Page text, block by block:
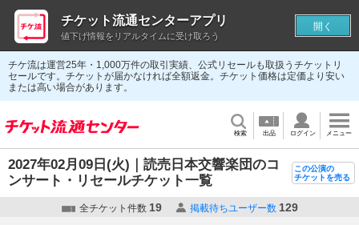
チケ流は運営25年・1,000万件の取引実績、公式リセールも取扱うチケットリ
セールです。チケットが届かなければ全額返金。チケット価格は定価より安い
または高い場合があります。
検索 出品 ログイン メニュー
2027年02月09日(火)｜読売日本交響楽団のコ
ンサート・リセールチケット一覧
この公演の
チケットを売る
全チケット件数 19 掲載待ちユーザー数 129
チケット流通センターアプリ
値下げ情報をリアルタイムに受け取ろう
開く